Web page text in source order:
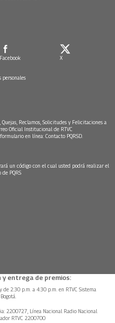
Facebook X
Reclamos, Solicitudes y Felicitaciones a
Oficial Institucional de RTVC
en línea: Contacto PQRSD.
un código con el cual usted podrá realizar el
PQRS
entrega de premios:
de 2:30 p.m. a 4:30 p.m. en RTVC Sistema
2200727, Línea Nacional Radio Nacional
RTVC 2200700